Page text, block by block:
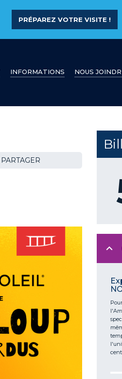
PRÉPAREZ VOTRE VISITE !
INFORMATIONS NOUS
PARTAGER
cent